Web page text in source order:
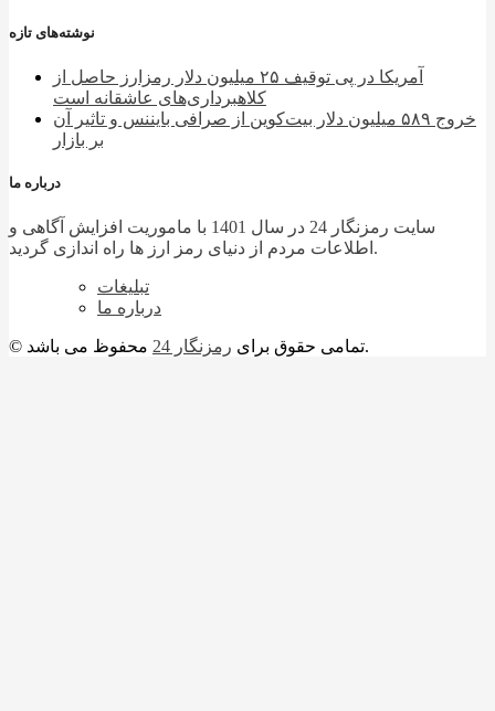
نوشته‌های تازه
آمریکا در پی توقیف ۲۵ میلیون دلار رمزارز حاصل از
کلاهبرداری‌های عاشقانه است
خروج ۵۸۹ میلیون دلار بیت‌کوین از صرافی بایننس و تاثیر آن
بر بازار
درباره ما
سایت رمزنگار 24 در سال 1401 با ماموریت افزایش آگاهی و
اطلاعات مردم از دنیای رمز ارز ها راه اندازی گردید.
تبلیغات
درباره ما
© تمامی حقوق برای رمزنگار 24 محفوظ می باشد.